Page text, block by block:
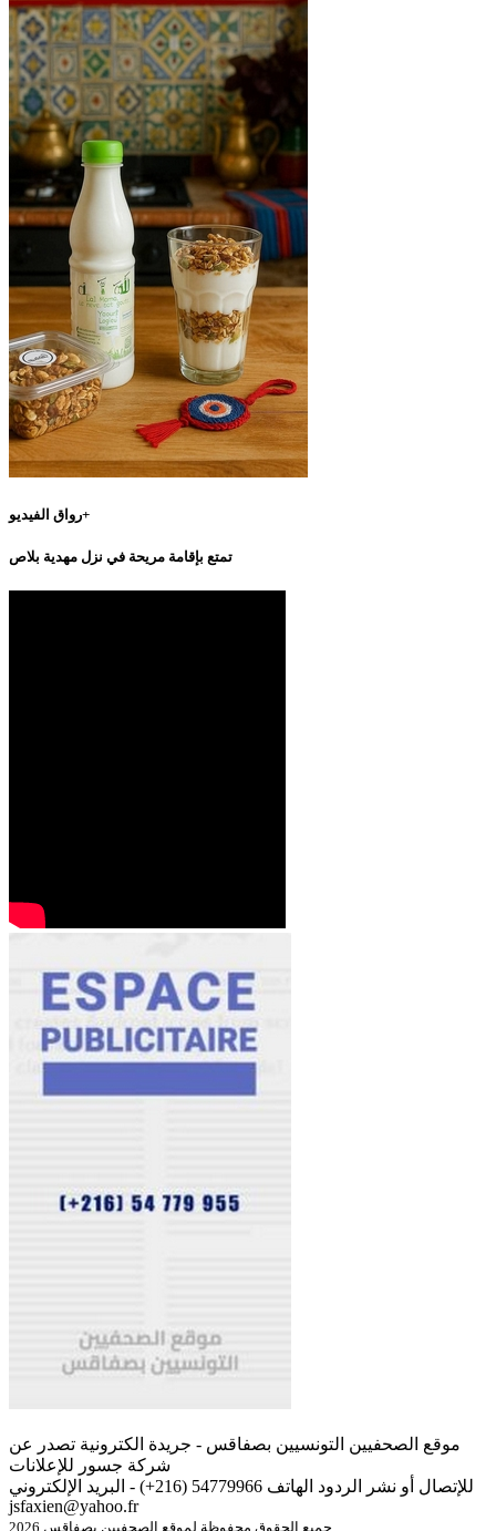
رواق الفيديو+
تمتع بإقامة مريحة في نزل مهدية بلاص
موقع الصحفيين التونسيين بصفاقس - جريدة الكترونية تصدر عن
شركة جسور للإعلانات
للإتصال أو نشر الردود الهاتف 54779966 (216+) - البريد الإلكتروني
jsfaxien@yahoo.fr
جميع الحقوق محفوظة لموقع الصحفيين بصفاقس 2026